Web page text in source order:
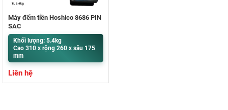
Máy đếm tiền Hoshico 8686 PIN
SẠC
Khối lượng: 5.4kg
Cao 310 x rộng 260 x sâu 175
mm
Liên hệ